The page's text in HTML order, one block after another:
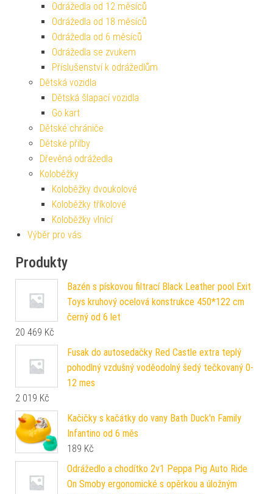
Odrážedla od 12 měsíců
Odrážedla od 18 měsíců
Odrážedla od 6 měsíců
Odrážedla se zvukem
Příslušenství k odrážedlům
Dětská vozidla
Dětská šlapací vozidla
Go kart
Dětské chrániče
Dětské přilby
Dřevěná odrážedla
Koloběžky
Koloběžky dvoukolové
Koloběžky tříkolové
Koloběžky vlnící
Výběr pro vás
Produkty
Bazén s pískovou filtrací Black Leather pool Exit
Toys kruhový ocelová konstrukce 450*122 cm
černý od 6 let
20 469 Kč
Fusak do autosedačky Red Castle extra teplý
pohodlný vzdušný voděodolný šedý tečkovaný 0-
12 mes
2 019 Kč
Kačičky s kačátky do vany Bath Duck'n Family
Infantino od 6 měs
189 Kč
Odrážedlo a chodítko 2v1 Peppa Pig Auto Ride
On Smoby ergonomické s opěrkou a úložným